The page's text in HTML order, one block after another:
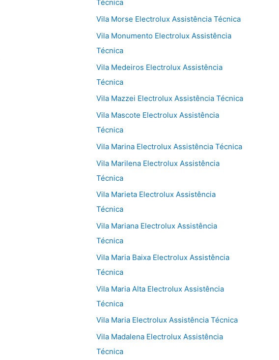
Técnica
Vila Morse Electrolux Assistência Técnica
Vila Monumento Electrolux Assistência
Técnica
Vila Medeiros Electrolux Assistência
Técnica
Vila Mazzei Electrolux Assistência Técnica
Vila Mascote Electrolux Assistência
Técnica
Vila Marina Electrolux Assistência Técnica
Vila Marilena Electrolux Assistência
Técnica
Vila Marieta Electrolux Assistência
Técnica
Vila Mariana Electrolux Assistência
Técnica
Vila Maria Baixa Electrolux Assistência
Técnica
Vila Maria Alta Electrolux Assistência
Técnica
Vila Maria Electrolux Assistência Técnica
Vila Madalena Electrolux Assistência
Técnica